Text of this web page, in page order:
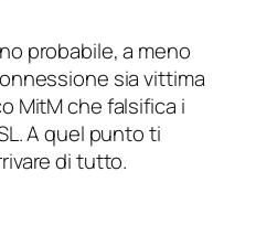
probabile, a meno
sia vittima
MitM che falsifica i
A quel punto ti
di tutto.